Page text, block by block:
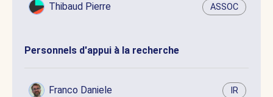
Thibaud Pierre ASSOC
Personnels d'appui à la recherche
Franco Daniele IR